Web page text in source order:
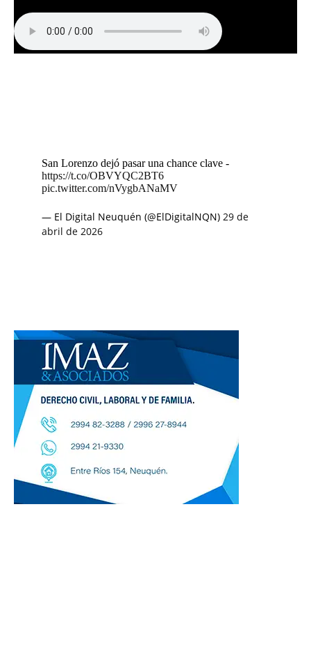
San Lorenzo dejó pasar una chance clave -
https://t.co/OBVYQC2BT6
pic.twitter.com/nVygbANaMV
— El Digital Neuquén (@ElDigitalNQN) 29 de
abril de 2026